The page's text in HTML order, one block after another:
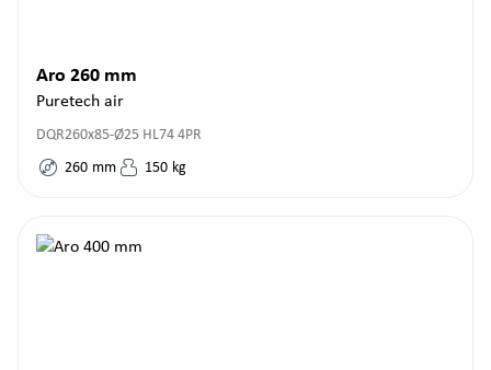
Aro 260 mm
Puretech air
DQR260x85-Ø25 HL74 4PR
260 mm 150 kg